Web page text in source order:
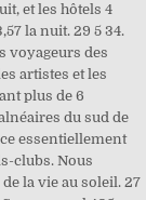
et les hôtels 4
la nuit. 29 5 34.
voyageurs des
artistes et les
plus de 6
du sud de
essentiellement
clubs. Nous
la vie au soleil. 27